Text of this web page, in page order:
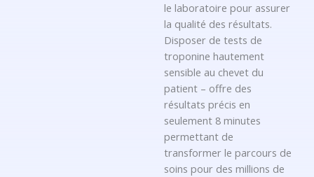
le laboratoire pour assurer
la qualité des résultats.
Disposer de tests de
troponine hautement
sensible au chevet du
patient – offre des
résultats précis en
seulement 8 minutes
permettant de
transformer le parcours de
soins pour des millions de